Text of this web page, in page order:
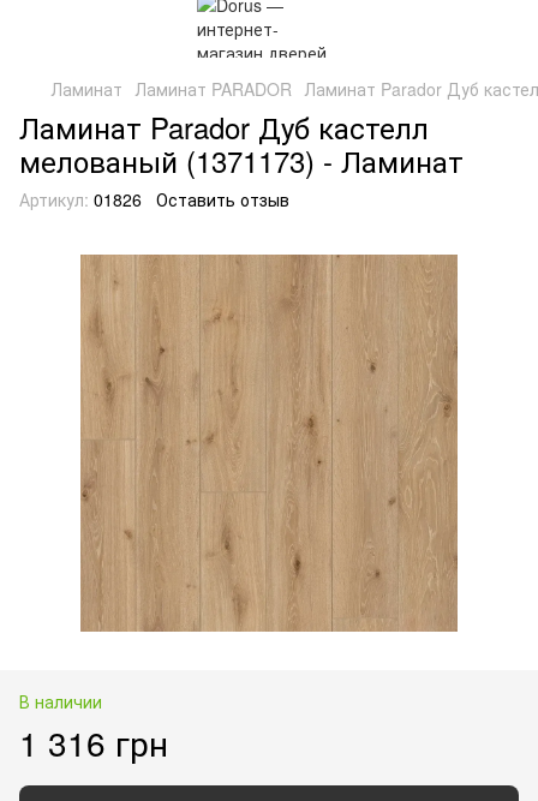
Ламинат Ламинат PARADOR Ламинат Parador Дуб
Ламинат Parador Дуб кастелл
мелованый (1371173) - Ламинат
Артикул: 01826 Оставить отзыв
В наличии
1 316 грн